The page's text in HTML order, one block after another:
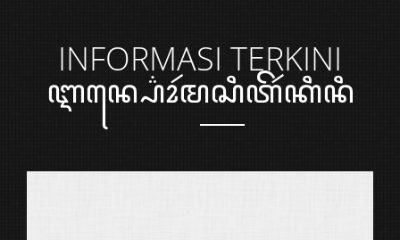
INFORMASI TERKINI
ꦆꦤ꧀ꦥ꦳ꦺꦴꦂꦩꦱꦶꦠꦼꦂꦏꦶꦤꦶ